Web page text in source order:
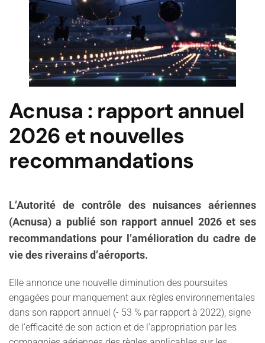
Acnusa : rapport annuel
2026 et nouvelles
recommandations
L’Autorité de contrôle des nuisances aériennes
(Acnusa) a publié son rapport annuel 2026 et ses
recommandations pour l’amélioration du cadre de
vie des riverains d’aéroports.
Elle annonce une nouvelle diminution des poursuites
engagées pour manquement aux règles environnementales
dans son rapport annuel (- 53 % par rapport à 2022), signe
de l’efficacité de son action et de l’appropriation par les